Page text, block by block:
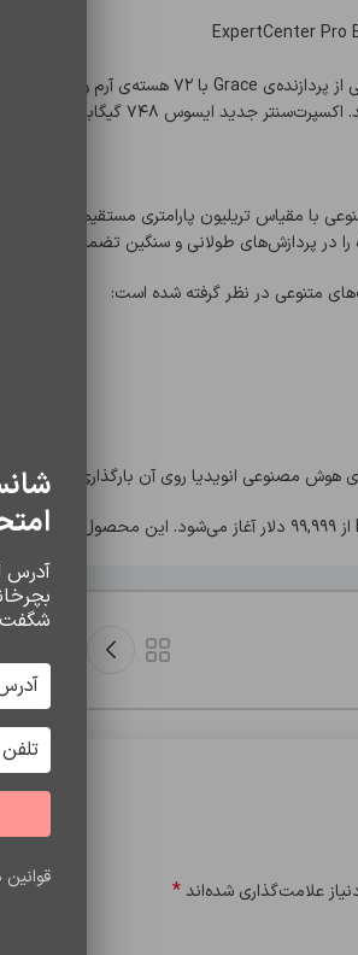
۷۴۸ گیگابایت رم یکپارچه دارد:
در پردازش‌های طولانی و سنگین تضمین می‌کند.
مصنوعی انویدیا روی آن بارگذاری شده‌اند.
علامت‌گذاری شده‌اند*
آدرس